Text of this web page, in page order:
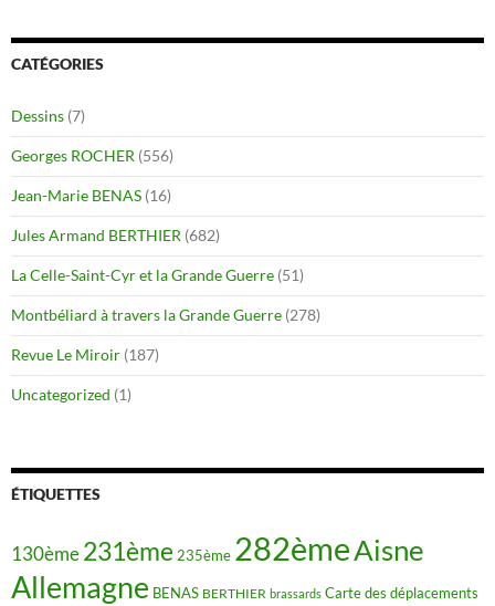
CATÉGORIES
Dessins (7)
Georges ROCHER (556)
Jean-Marie BENAS (16)
Jules Armand BERTHIER (682)
La Celle-Saint-Cyr et la Grande Guerre (51)
Montbéliard à travers la Grande Guerre (278)
Revue Le Miroir (187)
Uncategorized (1)
ÉTIQUETTES
130ème231ème 235ème 282èmeAisne
Allemagne BENAS BERTHIER brassards Carte des déplacements